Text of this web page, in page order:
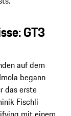
GT3
auf dem
begann
das erste
Fischli